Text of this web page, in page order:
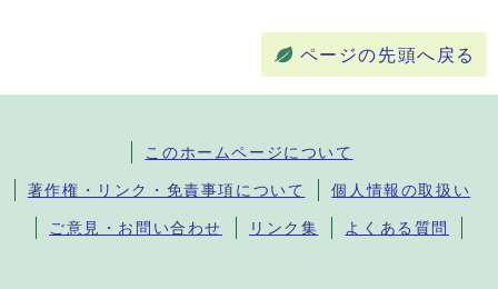
ページの先頭へ戻る
このホームページについて
著作権・リンク・免責事項について 個人情報の取扱い
ご意見・お問い合わせ リンク集 よくある質問